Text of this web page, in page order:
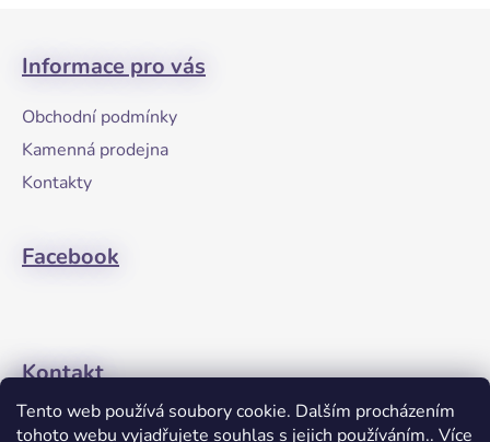
Tento web používá soubory cookie. Dalším procházením
tohoto webu vyjadřujete souhlas s jejich používáním.. Více
Informace pro vás
Obchodní podmínky
Kamenná prodejna
Kontakty
Facebook
Kontakt
+420608274762